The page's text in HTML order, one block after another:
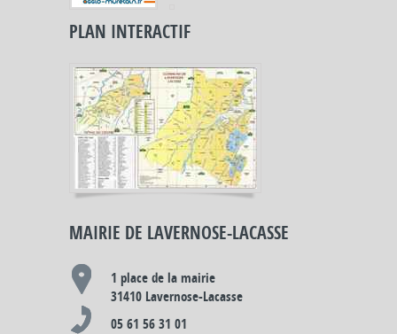
PLAN INTERACTIF
MAIRIE DE LAVERNOSE-LACASSE
1 place de la mairie
31410 Lavernose-Lacasse
05 61 56 31 01